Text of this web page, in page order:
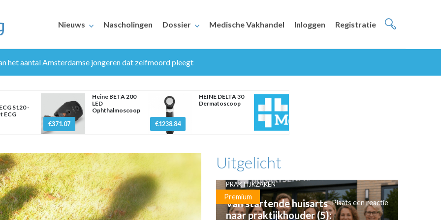
Nieuws Nascholingen Dossier Medische Vakhandel Inloggen Registratie
het aantal Amsterdamse jongeren dat zelfmoord pleegt
S120 -
ECG
€371.07
Heine BETA 200
LED
Ophthalmoscoop
€1238.84
HEINE DELTA 30
Dermatoscoop
Uitgelicht
Premium
PRAKTIJKZAKEN
Van startende huisarts
naar praktijkhouder (5):
Plaats een reactie